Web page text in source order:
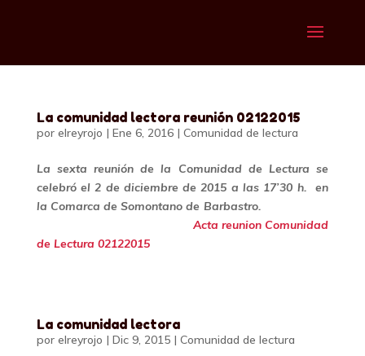
La comunidad lectora reunión 02122015
por elreyrojo | Ene 6, 2016| Comunidad de lectura
La sexta reunión de la Comunidad de Lectura se
celebró el 2 de diciembre de 2015 a las 17’30 h. en
la Comarca de Somontano de Barbastro.
Acta reunion Comunidad
de Lectura 02122015
La comunidad lectora
por elreyrojo | Dic 9, 2015| Comunidad de lectura